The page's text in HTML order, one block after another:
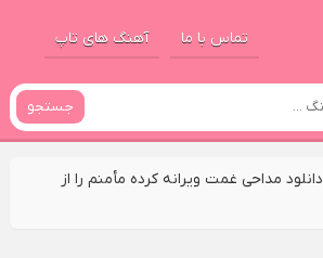
تماس با ما آهنگ های تاپ
جستجو
دانلود مداحی غمت ویرانه کرده مأمنم را از